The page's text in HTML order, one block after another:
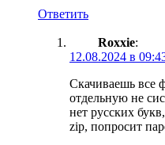
Ответить
Roxxie:
12.08.2024 в
Скачиваешь все
отдельную не
нет русских
zip, попросит